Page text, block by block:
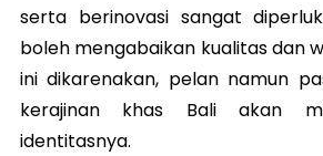
serta berinovasi sangat
boleh mengabaikan kualitas dan
ini dikarenakan, pelan namun
kerajinan khas Bali akan
identitasnya.